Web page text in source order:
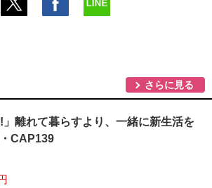
さらに見る
」離れて暮らすより、一緒に新生活を
CAP139